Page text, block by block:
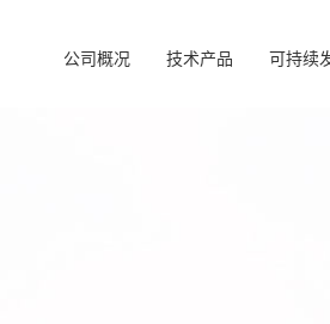
公司概况 技术产品 可持续